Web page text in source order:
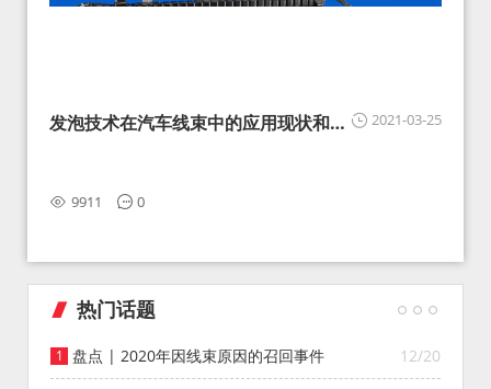
2021-03-25
发泡技术在汽车线束中的应用现状和展
9911 0
热门话题
12/20
盘点 | 2020年因线束原因的召回事件